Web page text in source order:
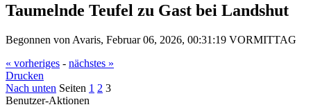
Taumelnde Teufel zu Gast bei Landshut
Begonnen von Avaris, Februar 06, 2026, 00:31:19 VORMITTAG
« vorheriges - nächstes »
Drucken
Nach unten Seiten 1 2 3
Benutzer-Aktionen